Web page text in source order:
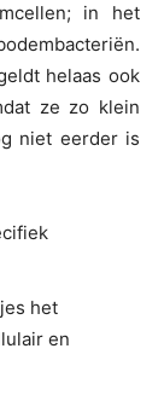
in het
helaas ook
ze zo klein
niet eerder is
het
en